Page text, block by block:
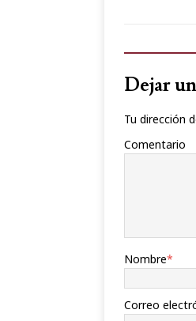
Dejar
Tu dirección
Comentario
Nombre*
Correo